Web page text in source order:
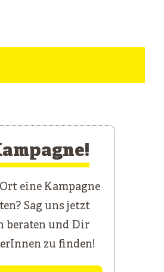
eine Kampagne
Sag uns jetzt
beraten und Dir
zu finden!